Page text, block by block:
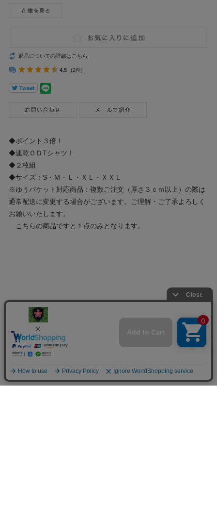
返品についての詳細はこちら
4.5 (2件)
◆ポイント３倍！
◆速乾ＯＤTシャツ！
◆２枚組
◆サイズ：S・Ｍ・Ｌ・ＸＬ・ＸＸＬ
※ゆうパケット対応商品：複数ご注文（厚さ３ｃｍ以上）の際は
通常配送に変更する場合がございます。ご理解・ご了承よろしく
お願いいたします。
こちらの商品ですと１点のみとなります。